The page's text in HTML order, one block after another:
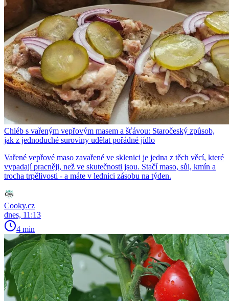
Chléb s vařeným vepřovým masem a šťávou: Staročeský způsob,
jak z jednoduché suroviny udělat pořádné jídlo
Vařené vepřové maso zavařené ve sklenici je jedna z těch věcí, které
vypadají pracněji, než ve skutečnosti jsou. Stačí maso, sůl, kmín a
trocha trpělivosti - a máte v lednici zásobu na týden.
Cooky.cz
dnes, 11:13
4 min